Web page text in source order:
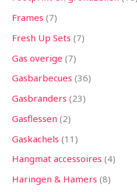
Frames 7
Fresh Up Sets 7
Gas overige 7
Gasbarbecues 36
Gasbranders 23
Gasflessen 2
Gaskachels 11
Hangmat accessoires 4
Haringen & Hamers 8